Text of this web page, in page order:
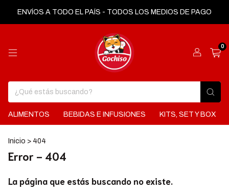
ENVÍOS A TODO EL PAÍS - TODOS LOS MEDIOS DE PAGO
0
ALIMENTOS BEBIDAS E INFUSIONES KITS, SET Y BOX
Inicio > 404
Error - 404
La página que estás buscando no existe.